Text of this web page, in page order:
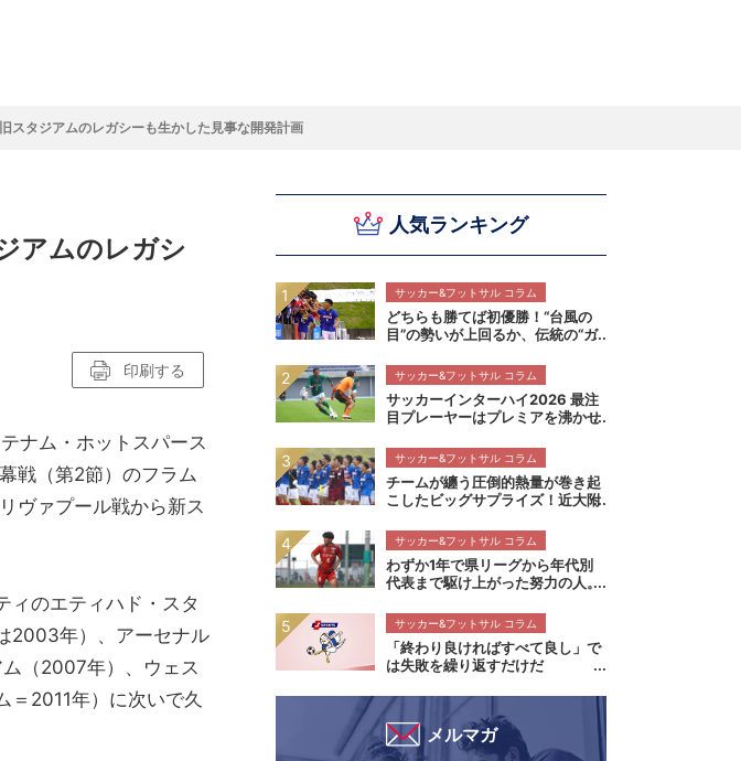
ハンドボールコラム
スリートの肖像～
WE ARE SNOW JAPAN ～若きアルペンスキ
ー日本代表の素顔～
フィギュア通信
B.LEAGUEコラム
今日も今日とてプッシュ＆ルーズ
ための小暮卓史
サイクルNEWS
後藤健生コラム
元トップリーガーの今
Do ya love Baseball?
スタジアムのレガシーも生かした見事な開発計画
人気ランキング
サッカー&フットサル コラム
どちらも勝てば初優勝！“台風の
目”の勢いが上回るか、伝統の“ガ
ーハイ決勝 近畿大学附属高校×静
岡学園高校マッチプレビュー
サッカー&フットサル コラム
サッカーインターハイ2026 最注
目プレーヤーはプレミアを沸かせ
サッカー&フットサル コラム
チームが纏う圧倒的熱量が巻き起
こしたビッグサプライズ！近大附
の価値【インターハイ決勝 近畿
大学附属高校×静岡学園高校マッ
チレビュー】
サッカー&フットサル コラム
わずか1年で県リーグから年代別
代表まで駆け上がった努力の人。
レミアの舞台で輝きを放つ価値
高円宮杯プレミアリーグEAST流
通経済大柏高校×帝京長岡高校マ
ッチレビュー
サッカー&フットサル コラム
「終わり良ければすべて良し」で
は失敗を繰り返すだけだ
メルマガ
アムのレガシ
印刷する
ナム・ホットスパース
戦（第2節）のフラム
ヴァプール戦から新ス
ィのエティハド・スタ
2003年）、アーセナル
（2007年）、ウェス
＝2011年）に次いで久